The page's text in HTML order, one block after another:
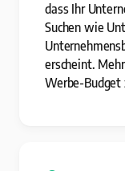
dass Ihr
Suchen wie
erscheint.
Werbe-Budget